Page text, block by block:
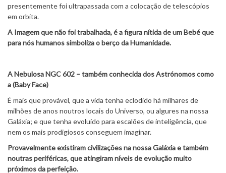
presentemente foi ultrapassada com a colocação de telescópios
em orbita.
A Imagem que não foi trabalhada, é a figura nítida de um Bebé que
para nós humanos simboliza o berço da Humanidade.
A Nebulosa NGC 602 – também conhecida dos Astrónomos como
a (Baby Face)
É mais que provável, que a vida tenha eclodido há milhares de
milhões de anos noutros locais do Universo, ou algures na nossa
Galáxia; e que tenha evoluído para escalões de inteligência, que
nem os mais prodigiosos conseguem imaginar.
Provavelmente existiram civilizações na nossa Galáxia e também
noutras periféricas, que atingiram níveis de evolução muito
próximos da perfeição.